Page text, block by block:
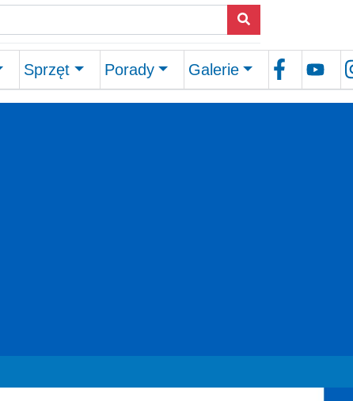
Sprzęt Porady Galerie